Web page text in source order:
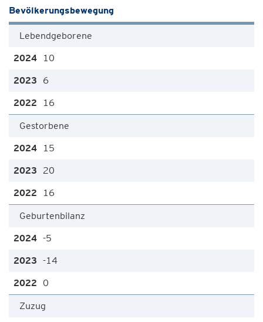
Bevölkerungsbewegung
Lebendgeborene
10
6
16
Gestorbene
15
20
16
Geburtenbilanz
-5
-14
0
Zuzug